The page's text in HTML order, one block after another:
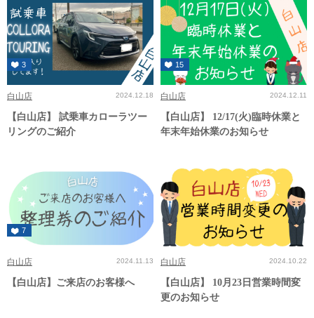
3
白山店 2024.12.18
【白山店】 試乗車カローラツー
リングのご紹介
15
白山店 2024.12.11
【白山店】 12/17(火)臨時休業と
年末年始休業のお知らせ
7
白山店 2024.11.13
【白山店】ご来店のお客様へ
白山店 2024.10.22
【白山店】 10月23日営業時間変
更のお知らせ